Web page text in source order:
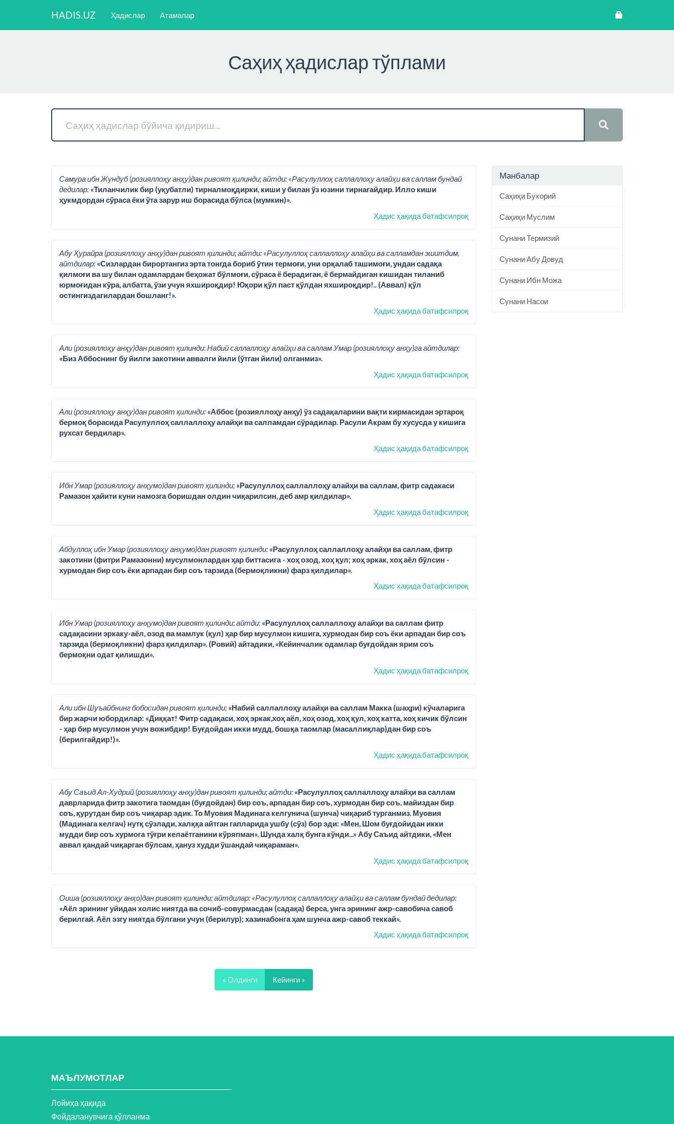
HADIS.UZ Ҳадислар Атамалар
Саҳиҳ ҳадислар тўплами
Самура ибн Жундуб (розияллоҳу анҳу)дан ривоят қилинди; айтди: «Расулуллоҳ саллаллоҳу алайҳи ва саллам бундай
дедилар: «Тиланчилик бир (уқубатли) тирналмоқдирки, киши у билан ўз юзини тирнагайдир. Илло киши
ҳукмдордан сўраса ёки ўта зарур иш борасида бўлса (мумкин)».
Ҳадис ҳақида батафсилроқ
Абу Ҳурайра (розияллоҳу анҳу)дан ривоят қилинди; айтди: «Расулуллоҳ саллаллоҳу алайҳи ва салламдан эшитдим,
айтдилар: «Сизлардан бирортангиз эрта тонгда бориб ўтин термоғи, уни орқалаб ташимоғи, ундан садақа
қилмоғи ва шу билан одамлардан беҳожат бўлмоғи, сўраса ё берадиган, ё бермайдиган кишидан тиланиб
юрмоғидан кўра, албатта, ўзи учун яхшироқдир! Юқори қўл паст қўлдан яхшироқдир!.. (Аввал) қўл
остингиздагилардан бошланг!».
Ҳадис ҳақида батафсилроқ
Али (розияллоҳу анҳу)дан ривоят қилинди: Набий саллаллоҳу алайҳи ва саллам Умар (розияллоҳу анҳу)га айтдилар:
«Биз Аббоснинг бу йилги закотини аввалги йили (ўтган йили) олганмиз».
Ҳадис ҳақида батафсилроқ
Али (розияллоҳу анҳу)дан ривоят қилинди: «Аббос (розияллоҳу анҳу) ўз садақаларини вақти кирмасидан эртароқ
бермоқ борасида Расулуллоҳ саллаллоҳу алайҳи ва салламдан сўрадилар. Расули Акрам бу хусусда у кишига
рухсат бердилар».
Ҳадис ҳақида батафсилроқ
Ибн Умар (розияллоҳу анҳумо)дан ривоят қилинди; «Расулуллоҳ саллаллоҳу алайҳи ва саллам, фитр садакаси
Рамазон ҳайити куни намозга боришдан олдин чиқарилсин, деб амр қилдилар».
Ҳадис ҳақида батафсилроқ
Абдуллоҳ ибн Умар (розияллоҳу анҳумо)дан ривоят қилинди: «Расулуллоҳ саллаллоҳу алайҳи ва саллам, фитр
закотини (фитри Рамазонни) мусулмонлардан ҳар биттасига - хоҳ озод, хоҳ қул; хоҳ эркак, хоҳ аёл бўлсин -
хурмодан бир соъ ёки арпадан бир соъ тарзида (бермоқликни) фарз қилдилар».
Ҳадис ҳақида батафсилроқ
Ибн Умар (розияллоҳу анҳумо)дан ривоят қилинди; айтди: «Расулуллоҳ саллаллоҳу алайҳи ва саллам фитр
садақасини эркаку-аёл, озод ва мамлук (қул) ҳар бир мусулмон кишига, хурмодан бир соъ ёки арпадан бир соъ
тарзида (бермоқликни) фарз қилдилар». (Ровий) айтадики, «Кейинчалик одамлар буғдойдан ярим соъ
бермоқни одат қилишди».
Ҳадис ҳақида батафсилроқ
Али ибн Шуъайбнинг бобосидан ривоят қилинди; «Набий саллаллоҳу алайҳи ва саллам Макка (шаҳри) кўчаларига
бир жарчи юбордилар: «Диққат! Фитр садақаси, хоҳ эркак,хоҳ аёл, хоҳ озод, хоҳ қул, хоҳ катта, хоҳ кичик бўлсин
- ҳар бир мусулмон учун вожибдир! Буғдойдан икки мудд, бошқа таомлар (масаллиқлар)дан бир соъ
(берилгайдир!)».
Ҳадис ҳақида батафсилроқ
Абу Саъид Ал-Худрий (розияллоҳу анҳу)дан ривоят қилинди; айтди: «Расулуллоҳ саллаллоҳу алайҳи ва саллам
даврларида фитр закотига таомдан (буғдойдан) бир соъ, арпадан бир соъ, хурмодан бир соъ, майиздан бир
соъ, қурутдан бир соъ чиқарар эдик. То Муовия Мадинага келгунича (шунча) чиқариб турганмиз. Муовия
(Мадинага келгач) нутқ сўзлади, халққа айтган гапларида ушбу (сўз) бор эди: «Мен, Шом буғдойидан икки
мудди бир соъ хурмога тўғри келаётганини кўряпман». Шунда халқ бунга кўнди...» Абу Саъид айтдики, «Мен
аввал қандай чиқарган бўлсам, ҳануз худди ўшандай чиқараман».
Ҳадис ҳақида батафсилроқ
Оиша (розияллоҳу анҳо)дан ривоят қилинди; айтдилар: «Расулуллоҳ саллаллоҳу алайҳи ва саллам бундай дедилар:
«Аёл эрининг уйидан холис ниятда ва сочиб-совурмасдан (садақа) берса, унга эрининг ажр-савобича савоб
берилгай. Аёл эзгу ниятда бўлгани учун (берилур); хазинабонга ҳам шунча ажр-савоб теккай».
Ҳадис ҳақида батафсилроқ
« Олдинги Кейинги »
Манбалар
Саҳиҳи Бухорий
Саҳиҳи Муслим
Сунани Термизий
Сунани Абу Довуд
Сунани Ибн Можа
Сунани Насои
МАЪЛУМОТЛАР
Лойиҳа ҳақида
Фойдаланувчига қўлланма